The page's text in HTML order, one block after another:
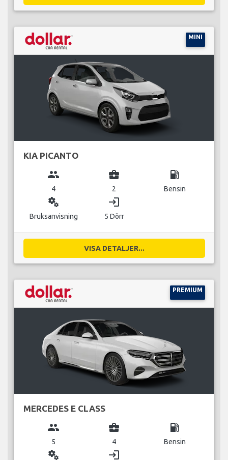
MINI
KIA PICANTO
group
4
business_center
2
local_gas_station
Bensin
miscellaneous_services
Bruksanvisning
login
5 Dörr
VISA DETALJER...
PREMIUM
MERCEDES E CLASS
group
5
business_center
4
local_gas_station
Bensin
miscellaneous_services login